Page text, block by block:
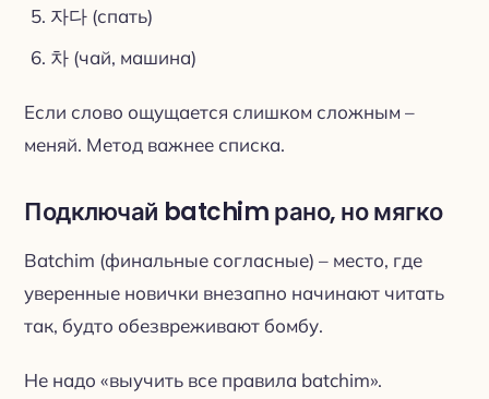
자다 (спать)
차 (чай, машина)
Если слово ощущается слишком сложным –
меняй. Метод важнее списка.
Подключай batchim рано, но мягко
Batchim (финальные согласные) – место, где
уверенные новички внезапно начинают читать
так, будто обезвреживают бомбу.
Не надо «выучить все правила batchim».